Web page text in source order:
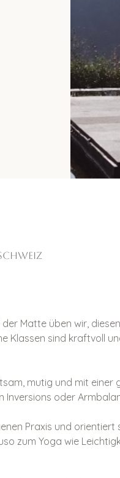
Matte üben wir,
Klassen sind kraftvoll
mutig und mit einer
Inversions oder
Praxis und orientiert
zum Yoga wie